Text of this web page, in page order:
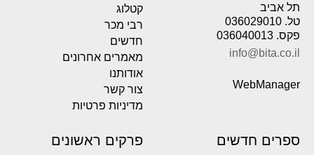
תל אביב
טל. 036029010
פקס. 036040013
info@bita.co.il
WebManager
קטלוג
רבי מכר
חדשים
מאמרים אחרונים
אודותנו
צור קשר
מדיניות פרטיות
ספרים חדשים פרקים ראשונים